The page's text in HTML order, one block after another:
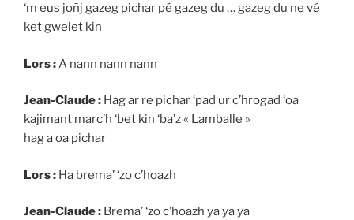
‘m eus joñj gazeg pichar pé gazeg du … gazeg du ne vé
ket gwelet kin
Lors :A nann nann nann
Jean-Claude : Hag ar re pichar ‘pad ur c’hrogad ‘oa
kajimant marc’h ‘bet kin ‘ba’z « Lamballe »
hag a oa pichar
Lors : Ha brema’ ‘zo c’hoazh
Jean-Claude : Brema’ ‘zo c’hoazh ya ya ya